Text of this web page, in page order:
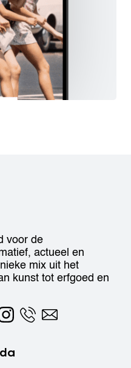
voor de
actueel en
mix uit het
kunst tot erfgoed en